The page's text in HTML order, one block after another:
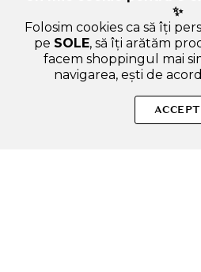
Madagascar Centella Probio-
formulat cu Madagascar
✨
Folosim cookies ca să îți
pe SOLE, să îți arătăm
facem shoppingul mai
navigarea, ești de
ACCEPT